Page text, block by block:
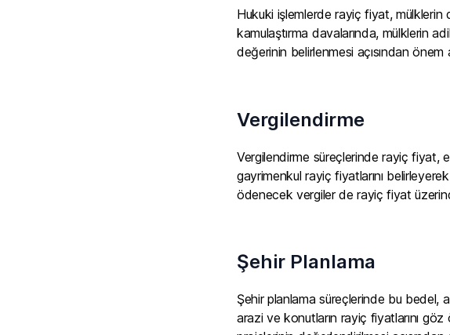
Hukuki işlemlerde rayiç fiyat, mülklerin
kamulaştırma davalarında, mülklerin
değerinin belirlenmesi açısından
Vergilendirme
Vergilendirme süreçlerinde rayiç fiyat,
gayrimenkul rayiç fiyatlarını
ödenecek vergiler de rayiç fiyat
Şehir Planlama
Şehir planlama süreçlerinde bu bedel,
arazi ve konutların rayiç fiyatlarını